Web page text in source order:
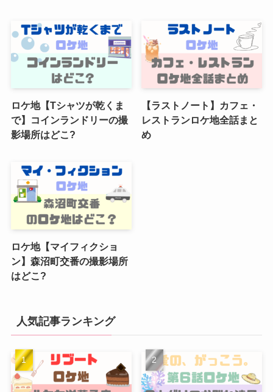
ロケ地【Tシャツが乾くま
で】コインランドリーの撮
影場所はどこ?
【ラストノート】カフェ・
レストランロケ地全話まと
め
ロケ地【マイフィクショ
ン】森沼町交番の撮影場所
はどこ?
人気記事ランキング